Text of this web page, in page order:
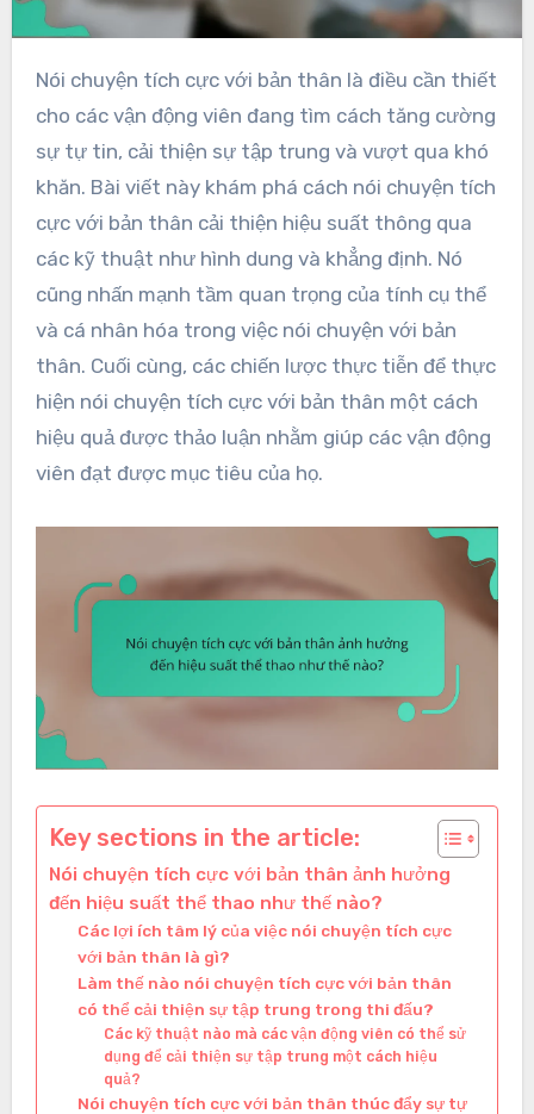
Nói chuyện tích cực với bản thân là điều cần thiết
cho các vận động viên đang tìm cách tăng cường
sự tự tin, cải thiện sự tập trung và vượt qua khó
khăn. Bài viết này khám phá cách nói chuyện tích
cực với bản thân cải thiện hiệu suất thông qua
các kỹ thuật như hình dung và khẳng định. Nó
cũng nhấn mạnh tầm quan trọng của tính cụ thể
và cá nhân hóa trong việc nói chuyện với bản
thân. Cuối cùng, các chiến lược thực tiễn để thực
hiện nói chuyện tích cực với bản thân một cách
hiệu quả được thảo luận nhằm giúp các vận động
viên đạt được mục tiêu của họ.
Key sections in the article:
Nói chuyện tích cực với bản thân ảnh hưởng
đến hiệu suất thể thao như thế nào?
Các lợi ích tâm lý của việc nói chuyện tích cực
với bản thân là gì?
Làm thế nào nói chuyện tích cực với bản thân
có thể cải thiện sự tập trung trong thi đấu?
Các kỹ thuật nào mà các vận động viên có thể sử
dụng để cải thiện sự tập trung một cách hiệu
quả?
Nói chuyện tích cực với bản thân thúc đẩy sự tự